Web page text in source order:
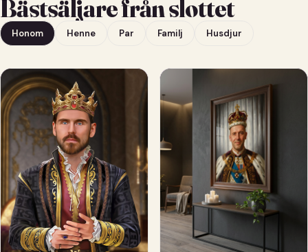
Bästsäljare från slottet
Honom Henne Par Familj Husdjur